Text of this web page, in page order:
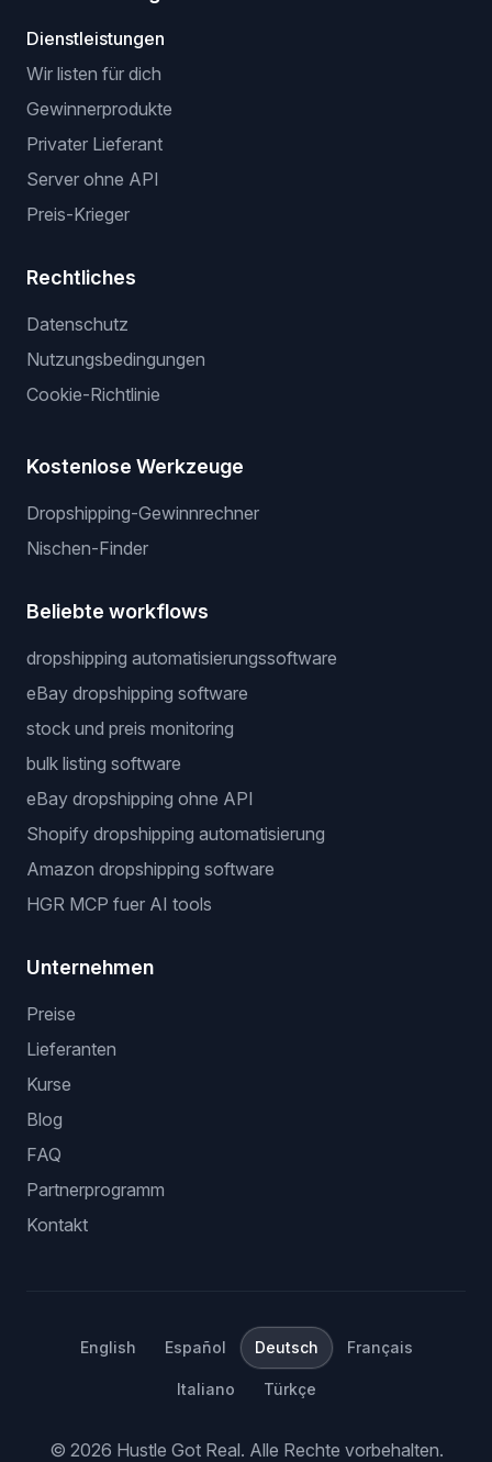
Dienstleistungen
Wir listen für dich
Gewinnerprodukte
Privater Lieferant
Server ohne API
Preis-Krieger
Rechtliches
Datenschutz
Nutzungsbedingungen
Cookie-Richtlinie
Kostenlose Werkzeuge
Dropshipping-Gewinnrechner
Nischen-Finder
Beliebte workflows
dropshipping automatisierungssoftware
eBay dropshipping software
stock und preis monitoring
bulk listing software
eBay dropshipping ohne API
Shopify dropshipping automatisierung
Amazon dropshipping software
HGR MCP fuer AI tools
Unternehmen
Preise
Lieferanten
Kurse
Blog
FAQ
Partnerprogramm
Kontakt
English Español Deutsch Français
Italiano Türkçe
© 2026 Hustle Got Real. Alle Rechte vorbehalten.